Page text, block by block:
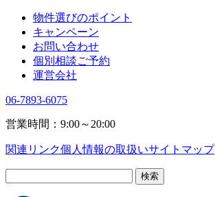
物件選びのポイント
キャンペーン
お問い合わせ
個別相談ご予約
運営会社
06-7893-6075
営業時間：9:00～20:00
関連リンク個人情報の取扱いサイトマップ